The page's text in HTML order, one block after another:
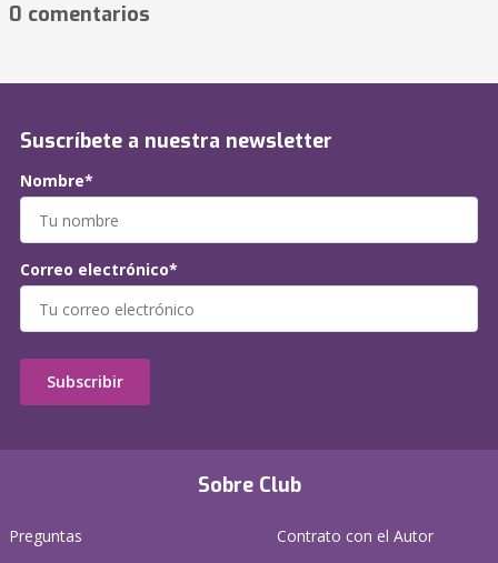
0 comentarios
Sobre Club
Preguntas
Contrato con el Autor
Suscríbete a nuestra newsletter
Nombre*
Correo electrónico*
Subscribir